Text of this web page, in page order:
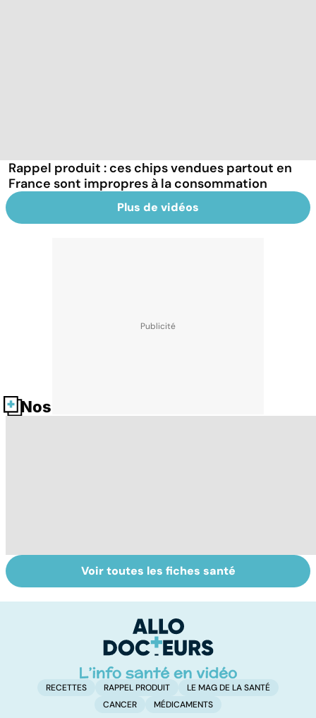
Rappel produit : ces chips vendues partout en
France sont impropres à la consommation
Plus de vidéos
Nos fiches santé
Tout savoir sur
les infections
Inflammation des
amygdales : que
d'angine ?
Voir toutes les fiches santé
RECETTES RAPPEL PRODUIT
LE MAG DE LA SANTÉ
CANCER
MÉDICAMENTS